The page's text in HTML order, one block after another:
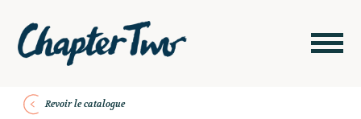
Revoir le catalogue